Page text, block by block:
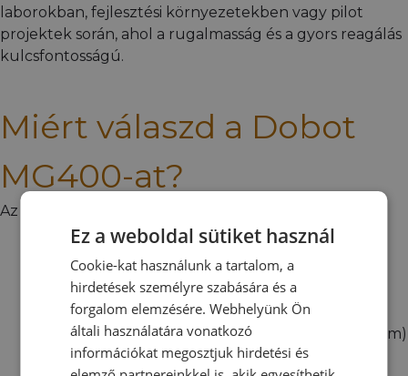
laborokban, fejlesztési környezetekben vagy pilot
projektek során, ahol a rugalmasság és a gyors reagálás
kulcsfontosságú.
Miért válaszd a Dobot
MG400-at?
Az MG400 akkor jó választás, ha:
Rendkívül kis helyigényű, asztali környezetre
optimalizált kialakítást keresel
Fontos a gyors telepítés és egyszerű betanítás
drag-to-teach funkcióval
Stabil, ipari minőségű ismételhetőségre (±0,05 mm)
van szükség
Ez a weboldal sütiket használ
Cookie-kat használunk a tartalom, a
hirdetések személyre szabására és a
forgalom elemzésére. Webhelyünk Ön
általi használatára vonatkozó
információkat megosztjuk hirdetési és